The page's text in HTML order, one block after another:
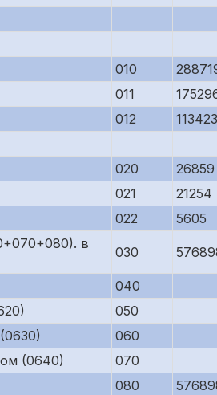
010
011
012
020 26859
021 21254
022 5605
в
030
040
050
060
(0640)
070
080